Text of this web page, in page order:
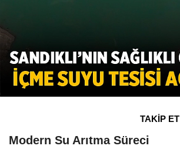
TAKİP ET
Modern Su Arıtma Süreci